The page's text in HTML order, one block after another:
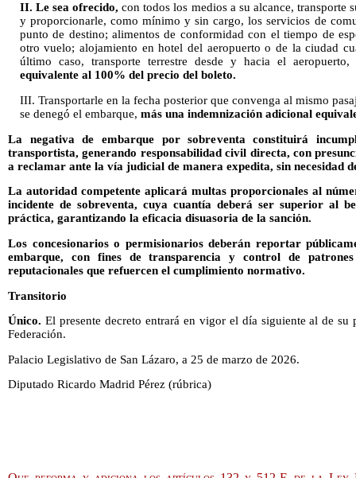
II. Le sea ofrecido, con todos los medios a su alcance,
y proporcionarle, como mínimo y sin cargo, los servicios de
punto de destino; alimentos de conformidad con el tiempo de
otro vuelo; alojamiento en hotel del aeropuerto o de la ciudad
último caso, transporte terrestre desde y hacia el aeropuerto,
equivalente al 100% del precio del boleto.
III. Transportarle en la fecha posterior que convenga al mismo
se denegó el embarque, más una indemnización adicional
La negativa de embarque por sobreventa constituirá
transportista, generando responsabilidad civil directa, con
a reclamar ante la vía judicial de manera expedita, sin necesidad
La autoridad competente aplicará multas proporcionales al
incidente de sobreventa, cuya cuantía deberá ser superior al
práctica, garantizando la eficacia disuasoria de la sanción.
Los concesionarios o permisionarios deberán reportar
embarque, con fines de transparencia y control de
reputacionales que refuercen el cumplimiento normativo.
Transitorio
Único. El presente decreto entrará en vigor el día siguiente al de
Federación.
Palacio Legislativo de San Lázaro, a 25 de marzo de 2026.
Diputado Ricardo Madrid Pérez (rúbrica)